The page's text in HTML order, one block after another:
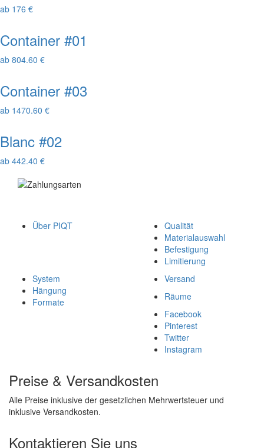
ab 176 €
Container #01
ab 804.60 €
Container #03
ab 1470.60 €
Blanc #02
ab 442.40 €
Über PIQT
Qualität
Materialauswahl
Befestigung
Limitierung
System
Hängung
Formate
Versand
Räume
Facebook
Pinterest
Twitter
Instagram
Preise & Versandkosten
Alle Preise inklusive der gesetzlichen Mehrwertsteuer und
inklusive Versandkosten.
Kontaktieren Sie uns